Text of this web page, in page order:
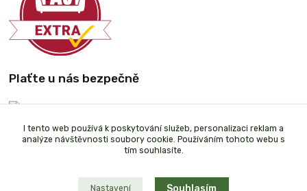
Plaťte u nás bezpečně
I tento web používá k poskytování služeb, personalizaci reklam a
analýze návštěvnosti soubory cookie. Používáním tohoto webu s
tím souhlasíte.
Nastavení Souhlasím